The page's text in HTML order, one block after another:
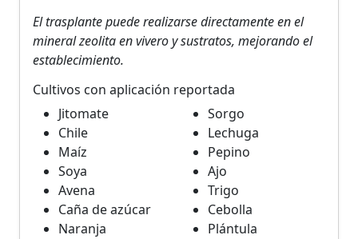
El trasplante puede realizarse directamente en el
mineral zeolita en vivero y sustratos, mejorando el
establecimiento.
Cultivos con aplicación reportada
Jitomate
Chile
Maíz
Soya
Avena
Caña de azúcar
Naranja
Sorgo
Lechuga
Pepino
Ajo
Trigo
Cebolla
Plántula